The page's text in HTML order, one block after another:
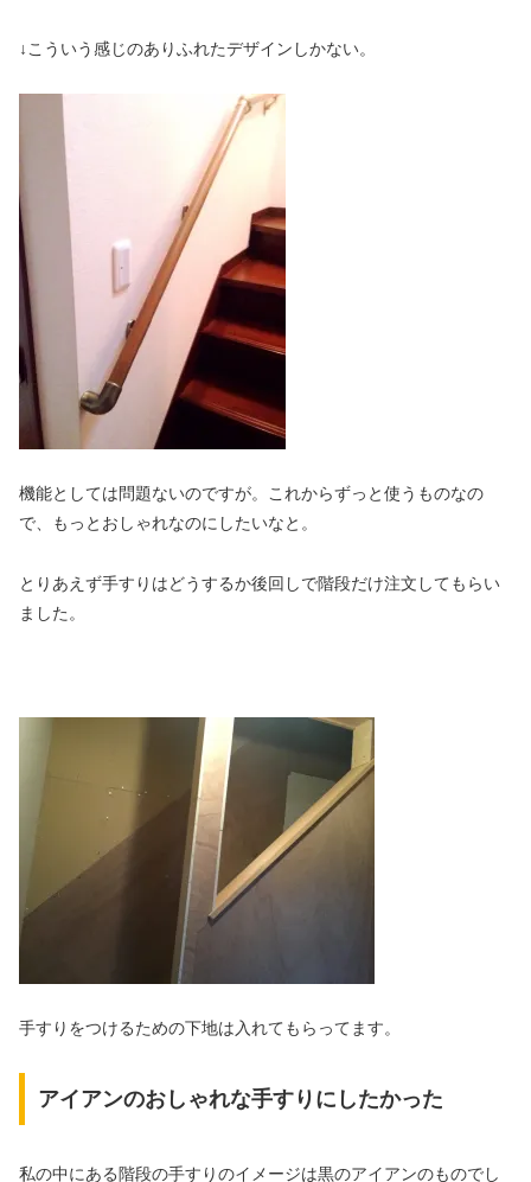
↓こういう感じのありふれたデザインしかない。
機能としては問題ないのですが。これからずっと使うものなの
で、もっとおしゃれなのにしたいなと。
とりあえず手すりはどうするか後回しで階段だけ注文してもらい
ました。
手すりをつけるための下地は入れてもらってます。
アイアンのおしゃれな手すりにしたかった
私の中にある階段の手すりのイメージは黒のアイアンのものでし